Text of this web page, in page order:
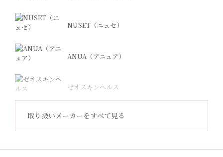
NUSET（ニュセ）
ANUA（アニュア）
ゼオスキンヘルス
Revision Skincare（リビジョン）
ジャンマリーニ
取り扱いメーカーをすべて見る